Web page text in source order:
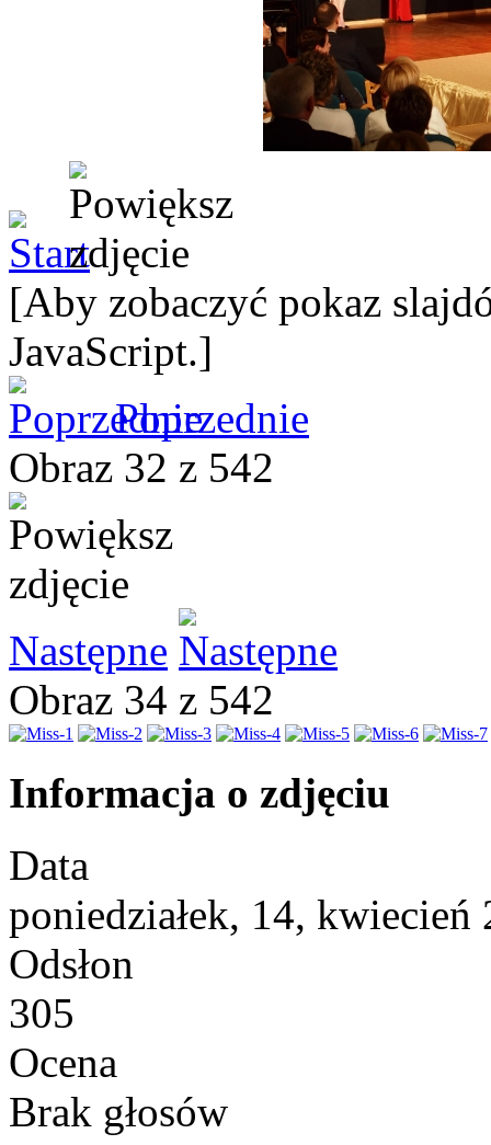
[Aby zobaczyć pokaz
JavaScript.]
Poprzednie
Obraz 32 z 542
Następne
Obraz 34 z 542
Informacja o zdjęciu
Data
poniedziałek, 14, kwiecień
Odsłon
305
Ocena
Brak głosów